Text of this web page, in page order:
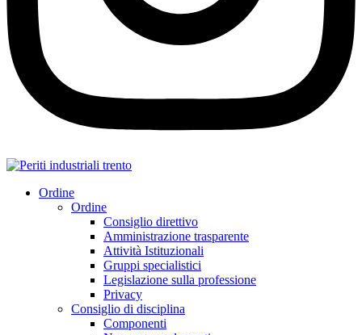
Ordine
Ordine
Consiglio direttivo
Amministrazione trasparente
Attività Istituzionali
Gruppi specialistici
Legislazione sulla professione
Privacy
Consiglio di disciplina
Componenti